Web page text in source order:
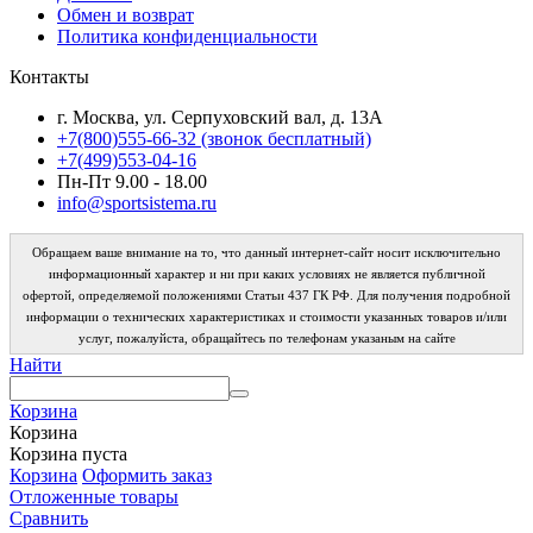
Обмен и возврат
Политика конфиденциальности
Контакты
г. Москва, ул. Серпуховский вал, д. 13А
+7(800)555-66-32 (звонок бесплатный)
+7(499)553-04-16
Пн-Пт 9.00 - 18.00
info@sportsistema.ru
Обращаем ваше внимание на то, что данный интернет-сайт носит исключительно
информационный характер и ни при каких условиях не является публичной
офертой, определяемой положениями Статьи 437 ГК РФ. Для получения подробной
информации о технических характеристиках и стоимости указанных товаров и/или
услуг, пожалуйста, обращайтесь по телефонам указаным на сайте
Найти
Корзина
Корзина
Корзина пуста
Корзина Оформить заказ
Отложенные товары
Сравнить